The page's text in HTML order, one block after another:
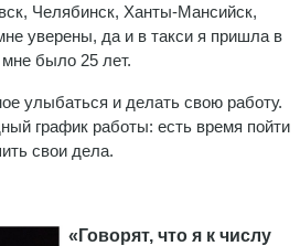
Челябинск, Ханты-Мансийск,
уверены, да и в такси я пришла в
было 25 лет.
улыбаться и делать свою работу.
график работы: есть время пойти
свои дела.
«Говорят, что я к числу